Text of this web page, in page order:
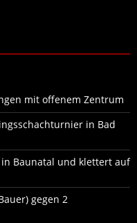
mit offenem Zentrum
in Bad
Baunatal und klettert auf
gegen 2